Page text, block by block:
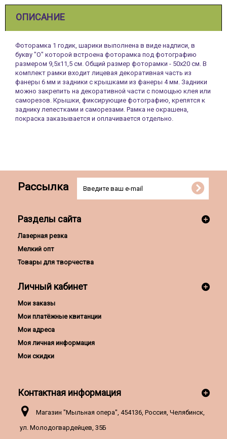
ОПИСАНИЕ
Фоторамка 1 годик, шарики выполнена в виде надписи, в
букву "О" которой встроена фоторамка под фотографию
размером 9,5х11,5 см. Общий размер фоторамки - 50х20 см. В
комплект рамки входит лицевая декоративная часть из
фанеры 6 мм и задники с крышками из фанеры 4 мм. Задники
можно закрепить на декоративной части с помощью клея или
саморезов. Крышки, фиксирующие фотографию, крепятся к
заднику лепестками и саморезами. Рамка не окрашена,
покраска заказывается и оплачивается отдельно.
Рассылка
Разделы сайта
Лазерная резка
Мелкий опт
Товары для творчества
Личный кабинет
Мои заказы
Мои платёжные квитанции
Мои адреса
Моя личная информация
Мои скидки
Контактная информация
Магазин "Мыльная опера", 454136, Россия, Челябинск,
ул. Молодогвардейцев, 35Б